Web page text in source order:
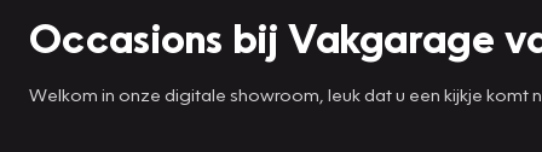
Occasions bij Vakgarage
Welkom in onze digitale showroom, leuk dat u een kijkje komt